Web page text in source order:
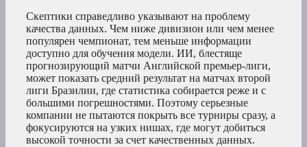
Скептики справедливо указывают на проблему
качества данных. Чем ниже дивизион или чем менее
популярен чемпионат, тем меньше информации
доступно для обучения модели. ИИ, блестяще
прогнозирующий матчи Английской премьер-лиги,
может показать средний результат на матчах второй
лиги Бразилии, где статистика собирается реже и с
большими погрешностями. Поэтому серьезные
компании не пытаются покрыть все турниры сразу, а
фокусируются на узких нишах, где могут добиться
высокой точности за счет качественных данных.